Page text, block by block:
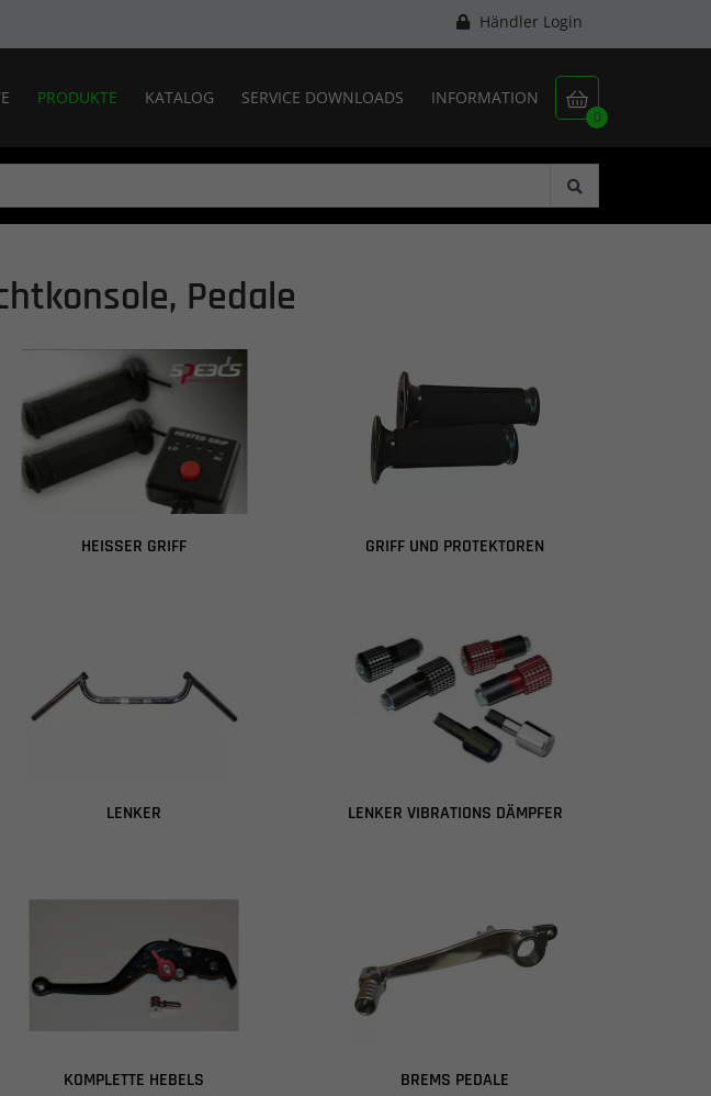
Händler Login

0
PRODUKTE KATALOG SERVICE DOWNLOADS INFORMATION
Pedale
HEISSER GRIFF GRIFF UND PROTEKTOREN
LENKER LENKER VIBRATIONS DÄMPFER
KOMPLETTE HEBELS BREMS PEDALE